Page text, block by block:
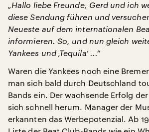
„Hallo liebe Freunde, Gerd und ich
diese Sendung führen und
Neueste auf dem internationalen
informieren. So, und nun gleich
Yankees und ‚Tequila‘ ...“
Waren die Yankees noch eine
man sich bald durch Deutschland
Bands ein. Der wachsende Erfolg
sich schnell herum. Manager der
erkannten das Werbepotenzial. Ab